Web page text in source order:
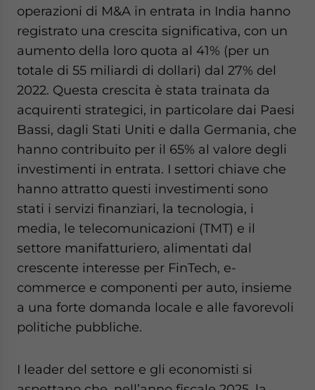
operazioni di M&A in entrata in India hanno
registrato una crescita significativa, con un
aumento della loro quota al 41% (per un
totale di 55 miliardi di dollari) dal 27% del
2022. Questa crescita è stata trainata da
acquirenti strategici, in particolare dai Paesi
Bassi, dagli Stati Uniti e dalla Germania, che
hanno contribuito per il 65% al valore degli
investimenti in entrata. I settori chiave che
hanno attratto questi investimenti sono
stati i servizi finanziari, la tecnologia, i
media, le telecomunicazioni (TMT) e il
settore manifatturiero, alimentati dal
crescente interesse per FinTech, e-
commerce e componenti per auto, insieme
a una forte domanda locale e alle favorevoli
politiche pubbliche.
I leader del settore e gli economisti si